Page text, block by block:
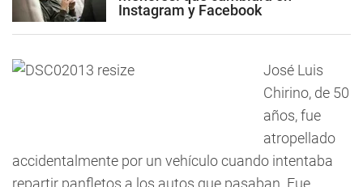
Instagram y Facebook
José Luis
Chirino, de 50
años, fue
atropellado
accidentalmente por un vehículo cuando intentaba
repartir panfletos a los autos que pasaban. Fue